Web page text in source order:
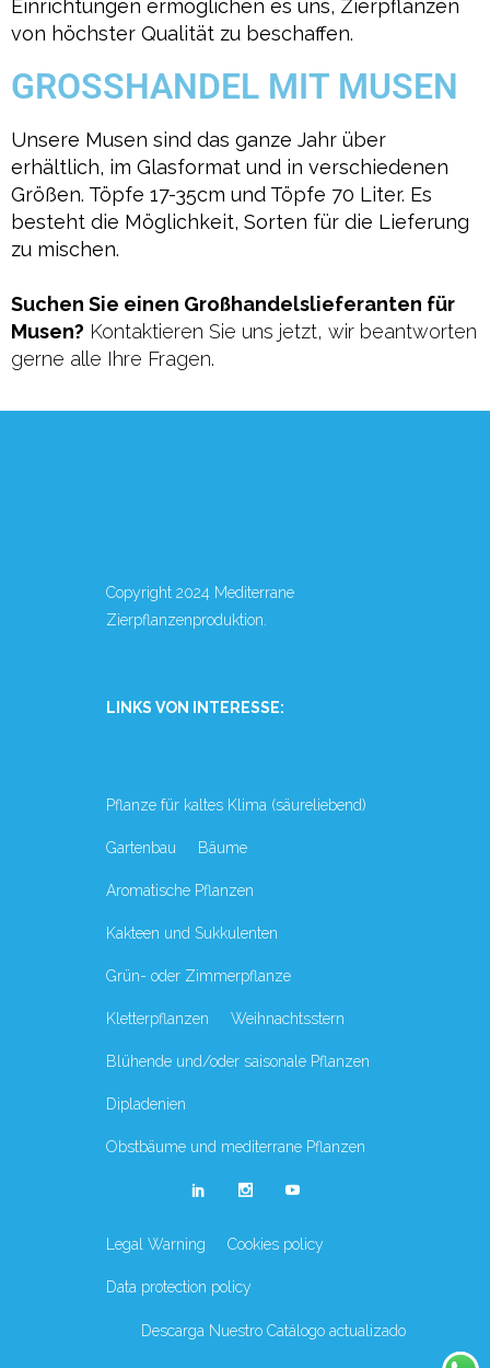
Einrichtungen ermöglichen es uns, Zierpflanzen
von höchster Qualität zu beschaffen.
GROSSHANDEL MIT MUSEN
Unsere Musen sind das ganze Jahr über
erhältlich, im Glasformat und in verschiedenen
Größen. Töpfe 17-35cm und Töpfe 70 Liter. Es
besteht die Möglichkeit, Sorten für die Lieferung
zu mischen.
Suchen Sie einen Großhandelslieferanten für
Musen? Kontaktieren Sie uns jetzt, wir beantworten
gerne alle Ihre Fragen.
Copyright 2024 Mediterrane
Zierpflanzenproduktion.
LINKS VON INTERESSE:
Pflanze für kaltes Klima (säureliebend)
Gartenbau Bäume
Aromatische Pflanzen
Kakteen und Sukkulenten
Grün- oder Zimmerpflanze
Kletterpflanzen Weihnachtsstern
Blühende und/oder saisonale Pflanzen
Dipladenien
Obstbäume und mediterrane Pflanzen
Legal Warning Cookies policy
Data protection policy
Descarga Nuestro Catálogo actualizado